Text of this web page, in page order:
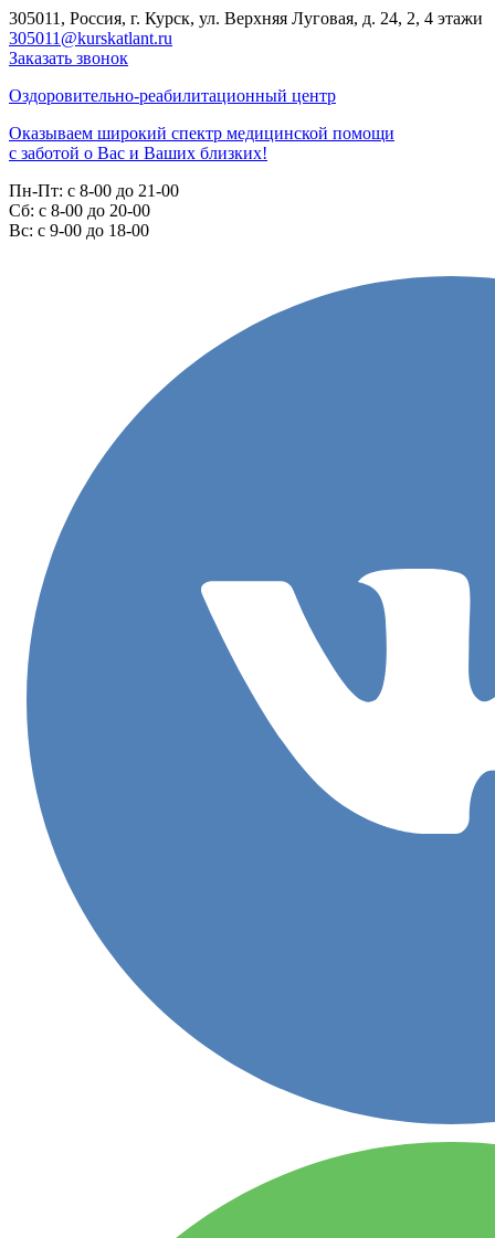
305011, Россия, г. Курск, ул. Верхняя Луговая, д. 24, 2, 4 этажи
305011@kurskatlant.ru
Заказать звонок
Оздоровительно-реабилитационный центр
Оказываем широкий спектр медицинской помощи
с заботой о Вас и Ваших близких!
Пн-Пт: с 8-00 до 21-00
Cб: с 8-00 до 20-00
Вс: с 9-00 до 18-00